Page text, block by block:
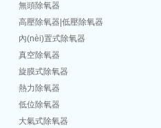
無頭除氧器
高壓除氧器|低壓除氧器
內(nèi)置式除氧器
真空除氧器
旋膜式除氧器
熱力除氧器
低位除氧器
大氣式除氧器